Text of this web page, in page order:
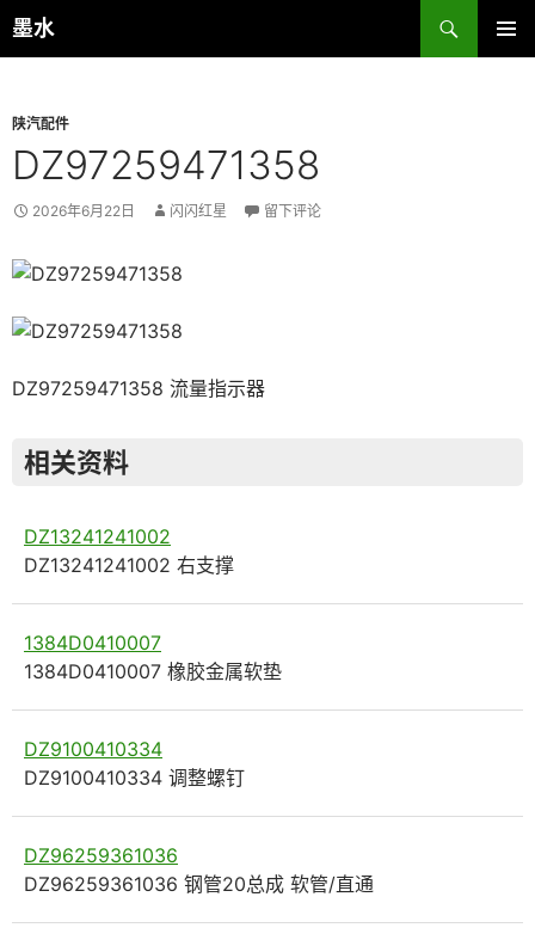
跳
至
墨水
搜
索
陕汽配件
DZ97259471358
2026年6月22日 闪闪红星 留下评论
DZ97259471358 流量指示器
相关资料
DZ13241241002
DZ13241241002 右支撑
1384D0410007
1384D0410007 橡胶金属软垫
DZ9100410334
DZ9100410334 调整螺钉
DZ96259361036
DZ96259361036 钢管20总成 软管/直通